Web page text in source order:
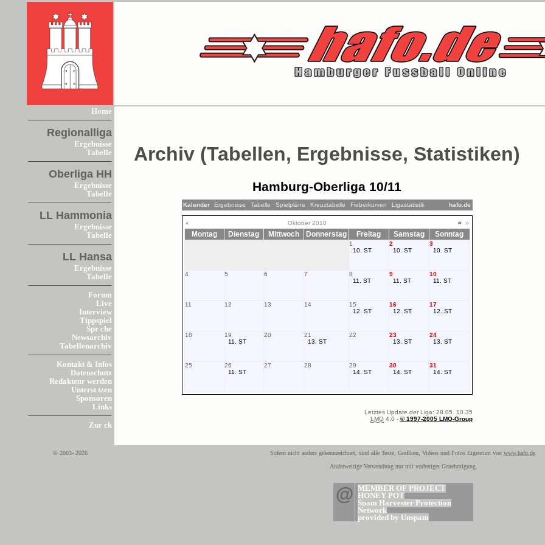
Home
Regionalliga
Ergebnisse
Tabelle
Oberliga HH
Ergebnisse
Tabelle
LL Hammonia
Ergebnisse
Tabelle
LL Hansa
Ergebnisse
Tabelle
Forum
Live
Interview
Tippspiel
Spr che
Newsarchiv
Tabellenarchiv
Kontakt & Infos
Datenschutz
Redakteur werden
Unterst tzen
Sponsoren
Links
Zur ck
Archiv (Tabellen, Ergebnisse, Statistiken)
Hamburg-Oberliga 10/11
Kalender Ergebnisse Tabelle Spielpläne Kreuztabelle Fieberkurven Ligastatistik hafo.de
« Oktober 2010 # »
Montag Dienstag Mittwoch Donnerstag Freitag Samstag Sonntag
1
10. ST
2
10. ST
3
10. ST
4 5 6 7
8
11. ST
9
11. ST
10
11. ST
11 12 13 14
15
12. ST
16
12. ST
17
12. ST
18
19
11. ST
20
21
13. ST
22
23
13. ST
24
13. ST
25
26
11. ST
27 28
29
14. ST
30
14. ST
31
14. ST
Letztes Update der Liga: 28.05. 10.35
LMO4.0 - © 1997-2005 LMO-Group
© 2003- 2026 Sofern nicht anders gekennzeichnet, sind alle Texte, Grafiken, Videos und Fotos Eigentum von www.hafo.de.
Anderweitige Verwendung nur mit vorheriger Genehmigung.
@
MEMBER OF PROJECT
HONEY POT
Spam Harvester Protection
Network
provided by Unspam